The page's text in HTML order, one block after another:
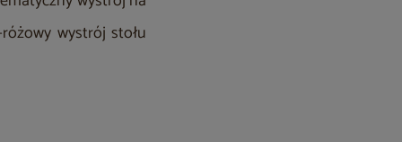
wystrój stołu